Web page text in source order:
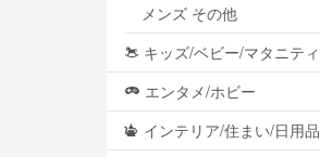
メンズ その他
キッズ/ベビー/マタニティ
エンタメ/ホビー
インテリア/住まい/日用品